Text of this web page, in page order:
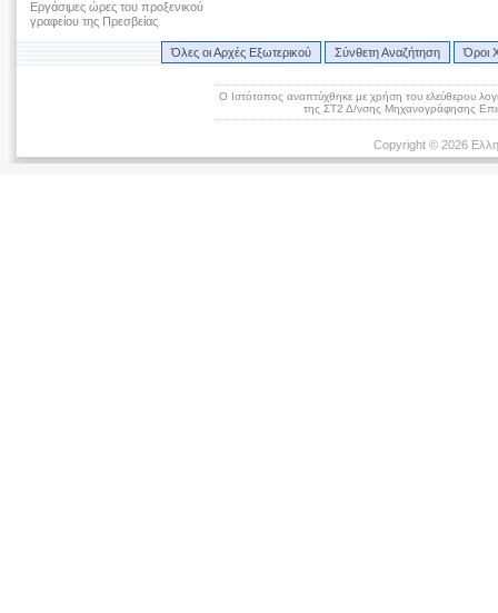
Εργάσιμες ώρες του προξενικού
γραφείου της Πρεσβείας
Όλες οι Αρχές Εξωτερικού Σύνθετη Αναζήτηση Όροι
Ο Ιστότοπος αναπτύχθηκε με χρήση του ελεύθερου
της ΣΤ2 Δ/νσης Μηχανογράφησης
Copyright © 2026